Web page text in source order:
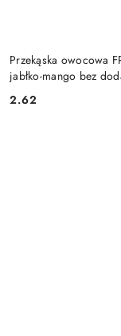
Przekąska owocowa
jabłko-mango bez
Cena:
2.62